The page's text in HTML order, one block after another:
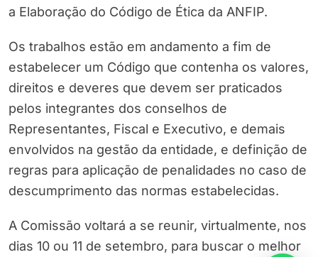
a Elaboração do Código de Ética da ANFIP.
Os trabalhos estão em andamento a fim de
estabelecer um Código que contenha os valores,
direitos e deveres que devem ser praticados
pelos integrantes dos conselhos de
Representantes, Fiscal e Executivo, e demais
envolvidos na gestão da entidade, e definição de
regras para aplicação de penalidades no caso de
descumprimento das normas estabelecidas.
A Comissão voltará a se reunir, virtualmente, nos
dias 10 ou 11 de setembro, para buscar o melhor